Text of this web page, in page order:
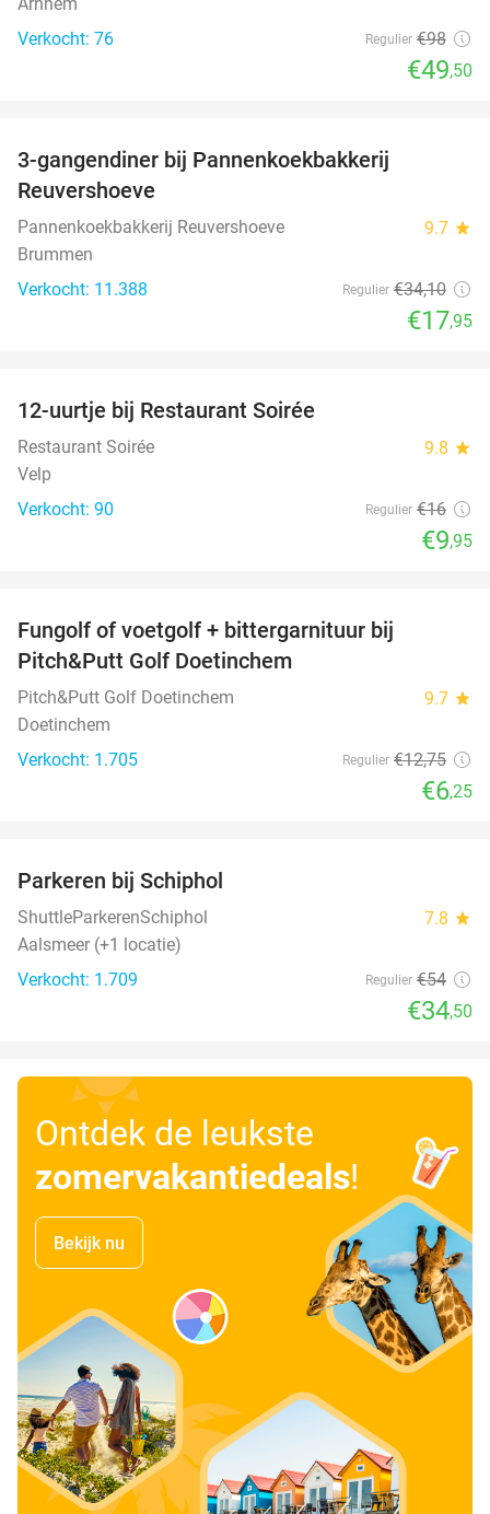
Verkocht: 76
Regulier €98
€49,50
3-gangendiner bij Pannenkoekbakkerij
Reuvershoeve
Pannenkoekbakkerij Reuvershoeve 9.7 star
Brummen
Verkocht: 11.388
Regulier €34,10
€17,95
12-uurtje bij Restaurant Soirée
Restaurant Soirée 9.8 star
Velp
Verkocht: 90
Regulier €16
€9,95
Fungolf of voetgolf + bittergarnituur bij
Pitch&Putt Golf Doetinchem
Pitch&Putt Golf Doetinchem 9.7 star
Doetinchem
Verkocht: 1.705
Regulier €12,75
€6,25
Parkeren bij Schiphol
ShuttleParkerenSchiphol 7.8 star
Aalsmeer (+1 locatie)
Verkocht: 1.709
Regulier €54
€34,50
Ontdek de leukste
zomervakantiedeals!
Bekijk nu